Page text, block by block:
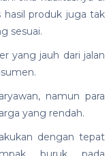
hasil produk juga tak
sesuai.
yang jauh dari jalan
namun para
yang rendah.
dengan tepat